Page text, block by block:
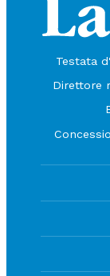
Testata
Direttore